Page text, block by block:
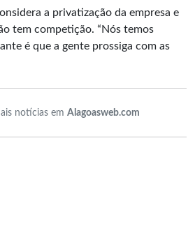
a privatização da empresa e
tem competição. “Nós temos
é que a gente prossiga com as
notícias em Alagoasweb.com